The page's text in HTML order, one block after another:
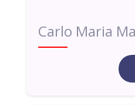
Carlo Maria